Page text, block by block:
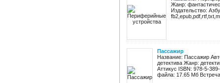
Жанр:
Издательство:
Пассажир
Название: Пассажир
детектива Жанр:
Аттикус ISBN: 978-5-
файла: 17.65 Мб